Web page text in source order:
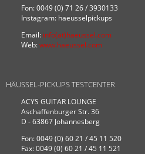
Fon: 0049 (0) 71 26 / 3930133
Instagram: haeusselpickups
Email: info(at)haeussel.com
Web:www.haeussel.com
HÄUSSEL-PICKUPS TESTCENTER
ACYS GUITAR LOUNGE
Aschaffenburger Str. 36
D - 63867 Johannesberg
Fon: 0049 (0) 60 21 / 45 11 520
Fax: 0049 (0) 60 21 / 45 11 521